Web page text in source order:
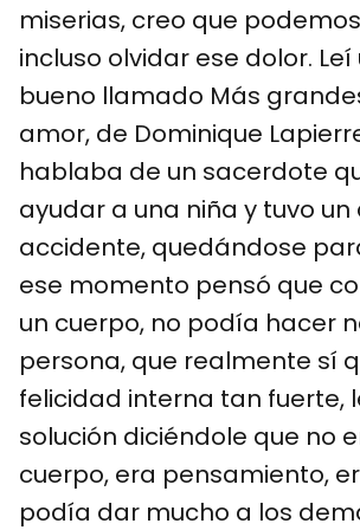
miserias, creo que
incluso olvidar ese dolor.
bueno llamado Más
amor, de Dominique
hablaba de un sacerdote
ayudar a una niña y tuvo
accidente, quedándose
ese momento pensó que
un cuerpo, no podía hacer
persona, que realmente sí
felicidad interna tan fuerte,
solución diciéndole que no
cuerpo, era pensamiento,
podía dar mucho a los